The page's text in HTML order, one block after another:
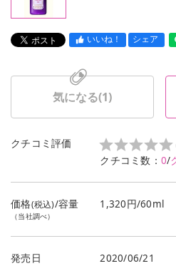
いいね！ シェア
気になる(1)
クチコミ評価
クチコミ数： 0/
価格(税込)/容量
（当社調べ）
1,320円/60ml
発売日 2020/06/21